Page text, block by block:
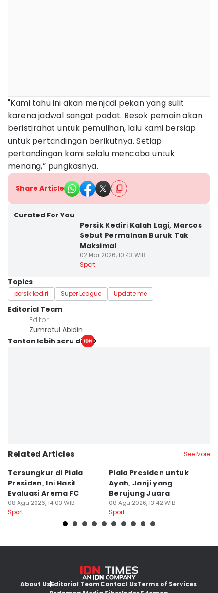
"Kami tahu ini akan menjadi pekan yang sulit
karena jadwal sangat padat. Besok pemain akan
beristirahat untuk pemulihan, lalu kami bersiap
untuk pertandingan berikutnya. Setiap
pertandingan kami selalu mencoba untuk
menang,” pungkasnya.
Share Article
Curated For You
Persik Kediri Kalah Lagi, Marcos
Sebut Permainan Buruk Tak
Maksimal
02 Mar 2026, 10:43 WIB
Sport
Topics
persik kediri Super League Update me
Editorial Team
Editor
Zumrotul Abidin
Tonton lebih seru di
Related Articles See More
Tersungkur di Piala
Presiden, Ini Hasil
Evaluasi Arema FC
08 Agu 2026, 14:03 WIB
Sport
Piala Presiden untuk
Ayah, Janji yang
Berujung Juara
08 Agu 2026, 13:42 WIB
Sport
About UsEditorial TeamContact UsTerms of Services